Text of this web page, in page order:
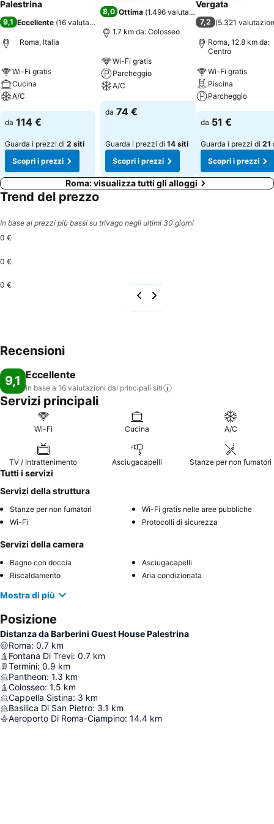
Palestrina
9,1 Eccellente (16 valutazioni
Roma, Italia
Wi-Fi gratis
Cucina
A/C
da 114 €
Guarda i prezzi di 2 siti
Scopri i prezzi
8,0 Ottima (1.496 valutazioni
1.7 km da: Colosseo
Wi-Fi gratis
Parcheggio
A/C
da 74 €
Guarda i prezzi di 14 siti
Scopri i prezzi
Vergata
7,2 (5.321
Roma, 12.8 km da:
Centro
Wi-Fi gratis
Piscina
Parcheggio
da 51 €
Guarda i prezzi di 21
Scopri i prezzi
Roma: visualizza tutti gli alloggi
Trend del prezzo
In base ai prezzi più bassi su trivago negli ultimi 30 giorni
0 €
0 €
0 €
Recensioni
9,1 Eccellente
in base a 16 valutazioni dai principali siti
Servizi principali
Wi-Fi Cucina A/C
TV / Intrattenimento Asciugacapelli Stanze per non fumatori
Tutti i servizi
Servizi della struttura
Stanze per non fumatori
Wi-Fi gratis nelle aree pubbliche
Wi-Fi
Protocolli di sicurezza
Servizi della camera
Bagno con doccia
Asciugacapelli
Riscaldamento
Aria condizionata
Mostra di più
Posizione
Distanza da Barberini Guest House Palestrina
Roma: 0.7 km
Fontana Di Trevi: 0.7 km
Termini: 0.9 km
Pantheon: 1.3 km
Colosseo: 1.5 km
Cappella Sistina: 3 km
Basilica Di San Pietro: 3.1 km
Aeroporto Di Roma-Ciampino: 14.4 km